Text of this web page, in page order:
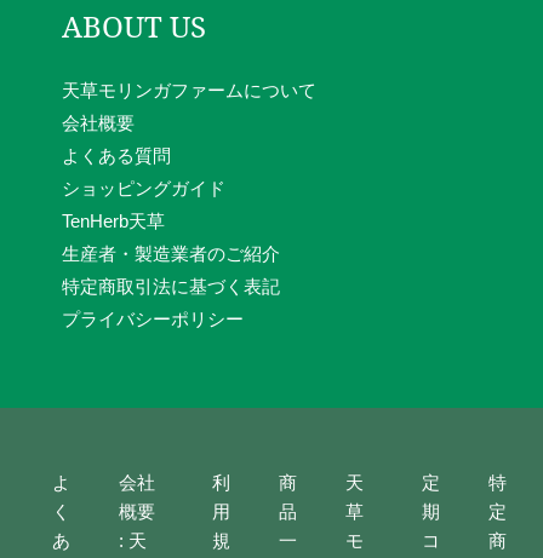
ABOUT US
天草モリンガファームについて
会社概要
よくある質問
ショッピングガイド
TenHerb天草
生産者・製造業者のご紹介
特定商取引法に基づく表記
プライバシーポリシー
よ
く
あ
会社
概要
: 天
利
用
規
商
品
一
天
草
モ
定
期
コ
特
定
商